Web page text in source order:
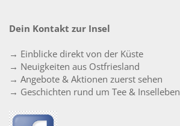
Dein Kontakt zur Insel
→ Einblicke direkt von der Küste
→ Neuigkeiten aus Ostfriesland
→ Angebote & Aktionen zuerst sehen
→ Geschichten rund um Tee & Inselleben